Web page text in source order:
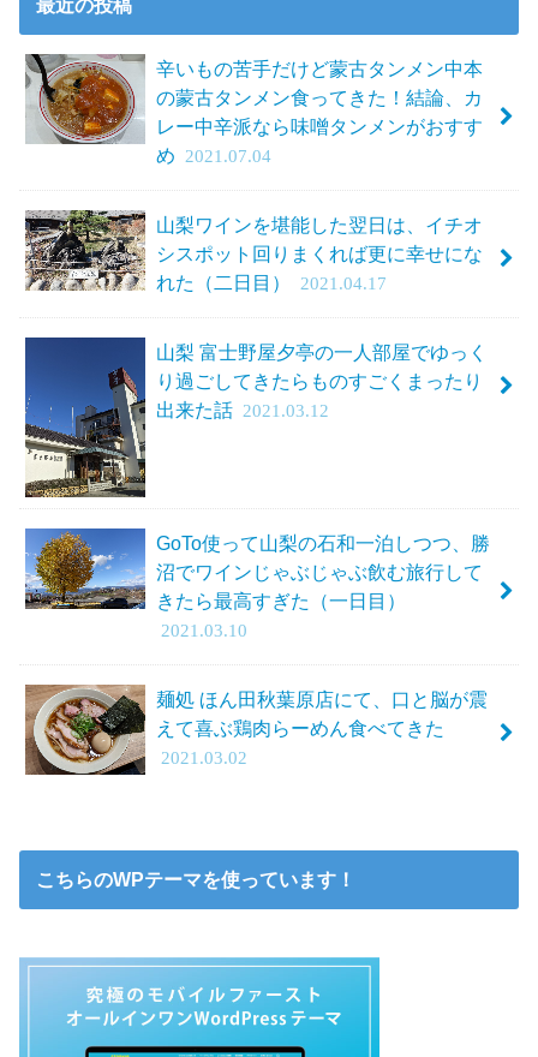
最近の投稿
辛いもの苦手だけど蒙古タンメン中本
の蒙古タンメン食ってきた！結論、カ
レー中辛派なら味噌タンメンがおすす
め 2021.07.04
山梨ワインを堪能した翌日は、イチオ
シスポット回りまくれば更に幸せにな
れた（二日目）
2021.04.17
山梨 富士野屋夕亭の一人部屋でゆっく
り過ごしてきたらものすごくまったり
出来た話 2021.03.12
GoTo使って山梨の石和一泊しつつ、勝
沼でワインじゃぶじゃぶ飲む旅行して
きたら最高すぎた（一日目）
2021.03.10
麺処 ほん田秋葉原店にて、口と脳が震
えて喜ぶ鶏肉らーめん食べてきた
2021.03.02
こちらのWPテーマを使っています！